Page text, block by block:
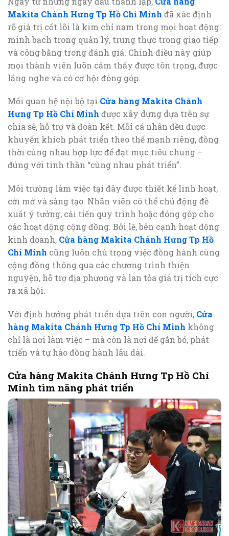
Makita Chánh Hưng Tp Hồ Chí Minh đã xác định
rõ giá trị cốt lõi là kim chỉ nam trong mọi hoạt động:
minh bạch trong quản lý, trung thực trong giao tiếp
và công bằng trong đánh giá. Chính điều này giúp
mọi thành viên luôn cảm thấy được tôn trọng, được
lắng nghe và có cơ hội đóng góp.
Mối quan hệ nội bộ tại Cửa hàng Makita Chánh
Hưng Tp Hồ Chí Minh được xây dựng dựa trên sự
chia sẻ, hỗ trợ và đoàn kết. Mỗi cá nhân đều được
khuyến khích phát triển theo thế mạnh riêng, đồng
thời cùng nhau hợp lực để đạt mục tiêu chung –
đúng với tinh thần “cùng nhau phát triển”.
Môi trường làm việc tại đây được thiết kế linh hoạt,
cởi mở và sáng tạo. Nhân viên có thể chủ động đề
xuất ý tưởng, cải tiến quy trình hoặc đóng góp cho
các hoạt động cộng đồng. Bởi lẽ, bên cạnh hoạt động
kinh doanh, Cửa hàng Makita Chánh Hưng Tp Hồ
Chí Minh cũng luôn chú trọng việc đồng hành cùng
cộng đồng thông qua các chương trình thiện
nguyện, hỗ trợ địa phương và lan tỏa giá trị tích cực
ra xã hội.
Với định hướng phát triển dựa trên con người, Cửa
hàng Makita Chánh Hưng Tp Hồ Chí Minh không
chỉ là nơi làm việc – mà còn là nơi để gắn bó, phát
triển và tự hào đồng hành lâu dài.
Cửa hàng Makita Chánh Hưng Tp Hồ Chí
Minh tìm năng phát triển